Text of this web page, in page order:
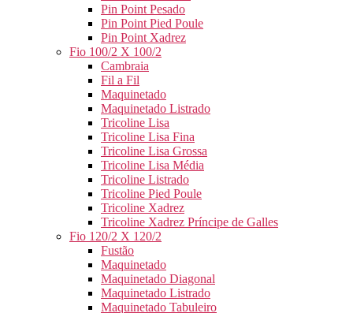
Pin Point Pesado
Pin Point Pied Poule
Pin Point Xadrez
Fio 100/2 X 100/2
Cambraia
Fil a Fil
Maquinetado
Maquinetado Listrado
Tricoline Lisa
Tricoline Lisa Fina
Tricoline Lisa Grossa
Tricoline Lisa Média
Tricoline Listrado
Tricoline Pied Poule
Tricoline Xadrez
Tricoline Xadrez Príncipe de Galles
Fio 120/2 X 120/2
Fustão
Maquinetado
Maquinetado Diagonal
Maquinetado Listrado
Maquinetado Tabuleiro